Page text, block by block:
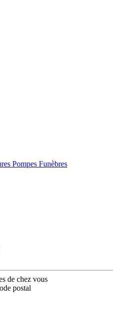
Pompes Funèbres
de chez vous
postal